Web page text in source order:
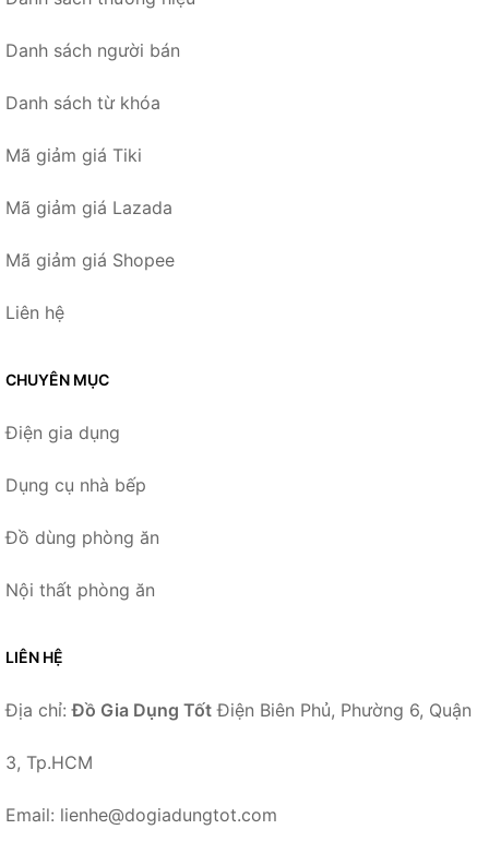
Danh sách người bán
Danh sách từ khóa
Mã giảm giá Tiki
Mã giảm giá Lazada
Mã giảm giá Shopee
Liên hệ
CHUYÊN MỤC
Điện gia dụng
Dụng cụ nhà bếp
Đồ dùng phòng ăn
Nội thất phòng ăn
LIÊN HỆ
Địa chỉ:Đồ Gia Dụng Tốt Điện Biên Phủ, Phường 6, Quận
3, Tp.HCM
Email: lienhe@dogiadungtot.com